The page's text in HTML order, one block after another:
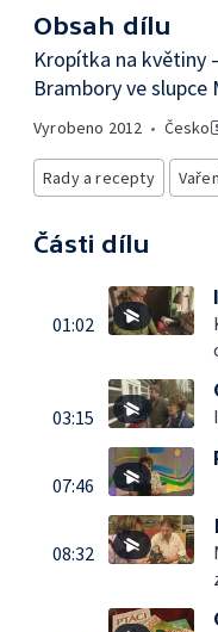
Obsah dílu
Kropítka na
Brambory ve slupce
Vyrobeno 2012 • Česko
Rady a recepty
Části dílu
01:02
03:15
07:46
08:32